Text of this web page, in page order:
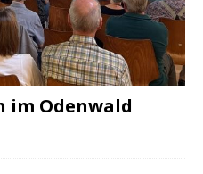
im Odenwald